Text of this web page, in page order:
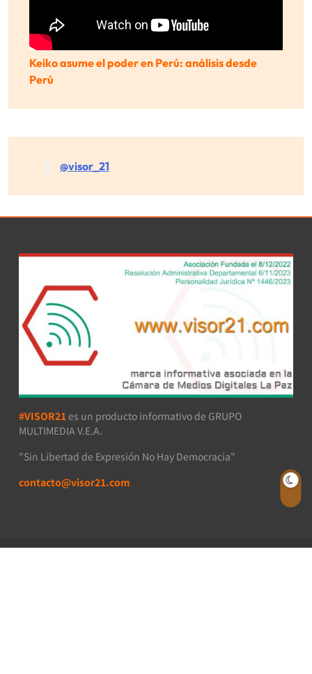
Keiko asume el poder en Perú: análisis desde
Perú
@visor_21
#VISOR21 es un producto informativo de GRUPO
MULTIMEDIA V.E.A.
"Sin Libertad de Expresión No Hay Democracia"
contacto@visor21.com